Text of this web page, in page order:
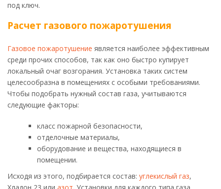
под ключ.
Расчет газового пожаротушения
Газовое пожаротушение является наиболее эффективным
среди прочих способов, так как оно быстро купирует
локальный очаг возгорания. Установка таких систем
целесообразна в помещениях с особыми требованиями.
Чтобы подобрать нужный состав газа, учитываются
следующие факторы:
класс пожарной безопасности,
отделочные материалы,
оборудование и вещества, находящиеся в
помещении.
Исходя из этого, подбирается состав: углекислый газ,